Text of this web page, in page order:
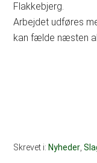
Flakkebjerg.
Arbejdet udføres
kan fælde næsten
Skrevet i: Nyheder ,